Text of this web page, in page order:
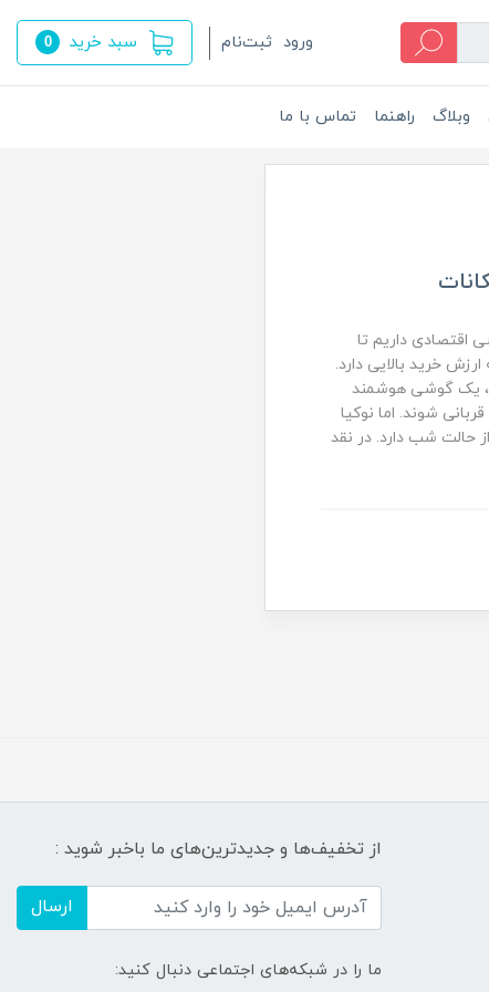
ورود ثبت‌نام سبد خرید 0
وبلاگ راهنما تماس با ما
اقتصادی داریم تا
که ارزش خرید بالایی دارد.
یک گوشی هوشمند
شوند. اما نوکیا
از حالت شب دارد. در نقد
از تخفیف‌ها و جدیدترین‌های ما باخبر شوید :
ارسال
ما را در شبکه‌های اجتماعی دنبال کنید: